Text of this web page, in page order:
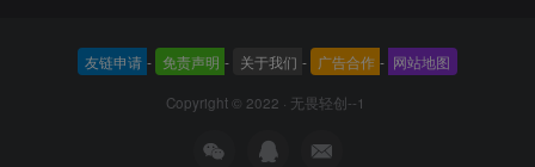
友链申请 - 免责声明 - 关于我们 - 广告合作 - 网站地图
Copyright © 2022 · 无畏轻创--1